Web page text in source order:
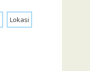
Lokasi